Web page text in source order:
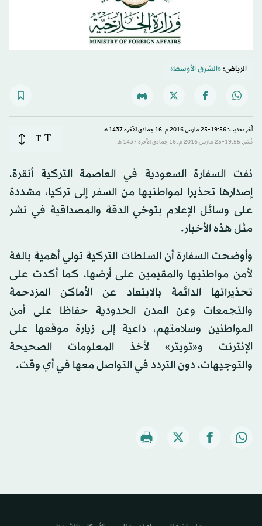
الرياض:«الشرق الأوسط»
آخر تحديث: 19:56-25 مارس 2016 م ـ 16 جمادى الآخرة 1437 هـ
نُشر: 19:55-25 مارس 2016 م ـ 16 جمادى الآخرة 1437 هـ
T
T
نفت السفارة السعودية في العاصمة التركية أنقرة،
إصدارها تحذيرا لمواطنيها من السفر إلى تركيا، مشددة
على وسائل الإعلام بتوخي الدقة والمصداقية في نشر
مثل هذه الأخبار.
وأوضحت السفارة أن السلطات التركية تولي أهمية بالغة
لأمن مواطنيها والمقيمين على أرضها، كما أكدت على
تحذيراتها الدائمة بالابتعاد عن الأماكن المزدحمة
والتجمعات وعن المدن الحدودية حفاظا على أمن
المواطنين وسلامتهم، داعية إلى زيارة موقعها على
الإنترنت و«تويتر» لأخذ المعلومات الصحيحة
والتوجيهات، دون التردد في التواصل معها في أي وقت.